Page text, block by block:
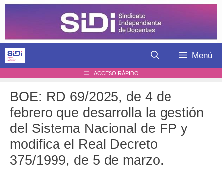
Saltar
Menú
ACCESO RÁPIDO
BOE: RD 69/2025, de 4 de
febrero que desarrolla la gestión
del Sistema Nacional de FP y
modifica el Real Decreto
375/1999, de 5 de marzo.